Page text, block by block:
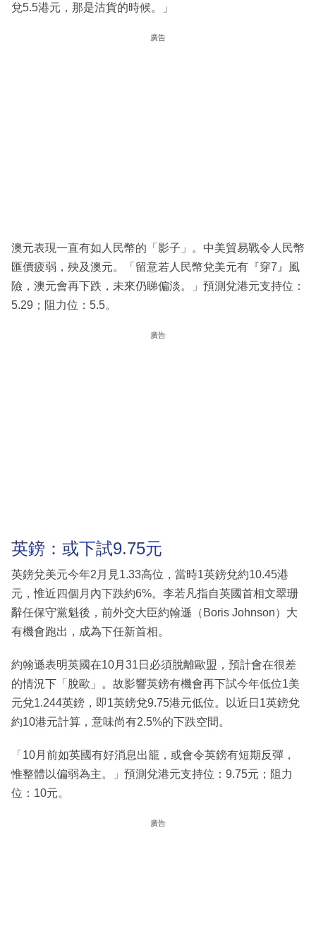
兌5.5港元，那是沽貨的時候。」
廣告
澳元表現一直有如人民幣的「影子」。中美貿易戰令人民幣
匯價疲弱，殃及澳元。「留意若人民幣兌美元有『穿7』風
險，澳元會再下跌，未來仍睇偏淡。」預測兌港元支持位：
5.29；阻力位：5.5。
廣告
英鎊：或下試9.75元
英鎊兌美元今年2月見1.33高位，當時1英鎊兌約10.45港
元，惟近四個月內下跌約6%。李若凡指自英國首相文翠珊
辭任保守黨魁後，前外交大臣約翰遜（Boris Johnson）大
有機會跑出，成為下任新首相。
約翰遜表明英國在10月31日必須脫離歐盟，預計會在很差
的情況下「脫歐」。故影響英鎊有機會再下試今年低位1美
元兌1.244英鎊，即1英鎊兌9.75港元低位。以近日1英鎊兌
約10港元計算，意味尚有2.5%的下跌空間。
「10月前如英國有好消息出籠，或會令英鎊有短期反彈，
惟整體以偏弱為主。」預測兌港元支持位：9.75元；阻力
位：10元。
廣告